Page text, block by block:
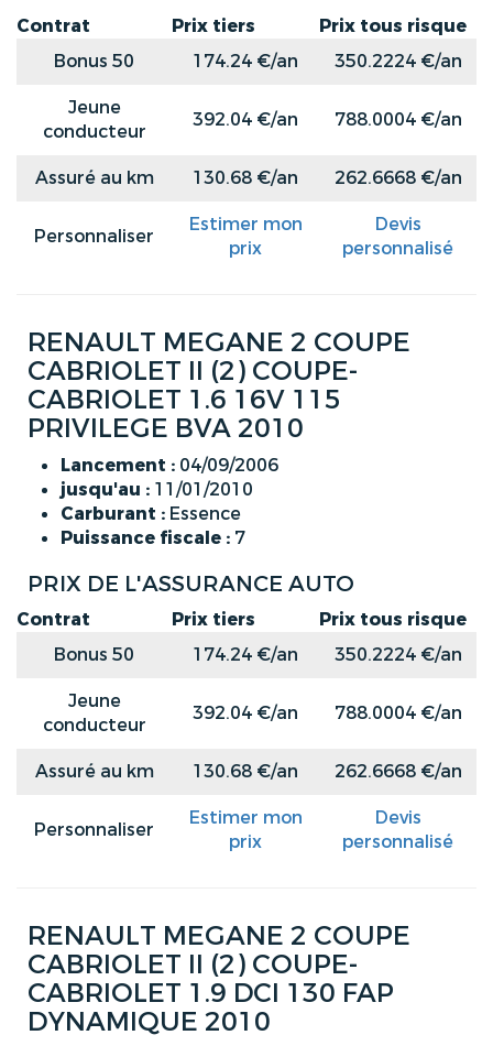
Contrat Prix tiers
Prix tous risque
Bonus 50
174.24 €/an
350.2224 €/an
Jeune
conducteur
392.04 €/an 788.0004 €/an
Assuré au km 130.68 €/an 262.6668 €/an
Personnaliser
Estimer mon
prix
Devis
personnalisé
RENAULT MEGANE 2 COUPE
CABRIOLET II (2) COUPE-
CABRIOLET 1.6 16V 115
PRIVILEGE BVA 2010
Lancement : 04/09/2006
jusqu'au : 11/01/2010
Carburant : Essence
Puissance fiscale : 7
PRIX DE L'ASSURANCE AUTO
Contrat Prix tiers
Prix tous risque
Bonus 50
174.24 €/an
350.2224 €/an
Jeune
conducteur
392.04 €/an 788.0004 €/an
Assuré au km 130.68 €/an 262.6668 €/an
Personnaliser
Estimer mon
prix
Devis
personnalisé
RENAULT MEGANE 2 COUPE
CABRIOLET II (2) COUPE-
CABRIOLET 1.9 DCI 130 FAP
DYNAMIQUE 2010